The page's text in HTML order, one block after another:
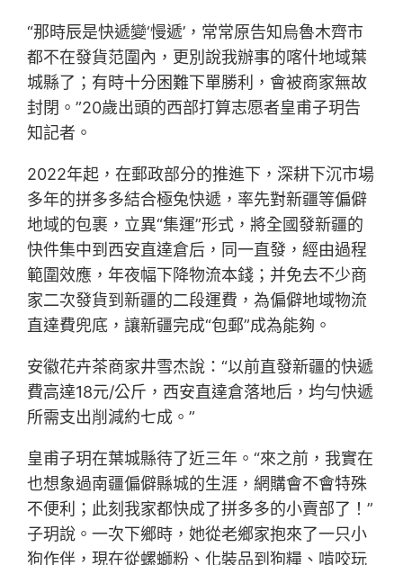
“那時辰是快遞變‘慢遞’，常常原告知烏魯木齊市
都不在發貨范圍內，更別說我辦事的喀什地域葉
城縣了；有時十分困難下單勝利，會被商家無故
封閉。”20歲出頭的西部打算志愿者皇甫子玥告
知記者。
2022年起，在郵政部分的推進下，深耕下沉市場
多年的拼多多結合極兔快遞，率先對新疆等偏僻
地域的包裹，立異“集運”形式，將全國發新疆的
快件集中到西安直達倉后，同一直發，經由過程
範圍效應，年夜幅下降物流本錢；并免去不少商
家二次發貨到新疆的二段運費，為偏僻地域物流
直達費兜底，讓新疆完成“包郵”成為能夠。
安徽花卉茶商家井雪杰說：“以前直發新疆的快遞
費高達18元/公斤，西安直達倉落地后，均勻快遞
所需支出削減約七成。”
皇甫子玥在葉城縣待了近三年。“來之前，我實在
也想象過南疆偏僻縣城的生涯，網購會不會特殊
不便利；此刻我家都快成了拼多多的小賣部了！”
子玥說。一次下鄉時，她從老鄉家抱來了一只小
狗作伴，現在從螺螄粉、化裝品到狗糧、啃咬玩